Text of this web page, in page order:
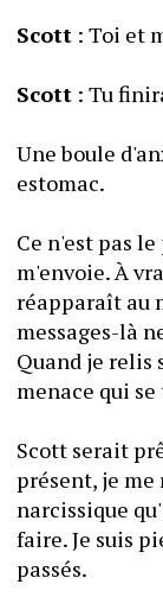
Scott : Toi et
Scott : Tu
Une boule
estomac.
Ce n'est pas
m'envoie. À
réapparaît au
messages-là
Quand je relis
menace qui
Scott serait
présent, je me
narcissique
faire. Je suis
passés.